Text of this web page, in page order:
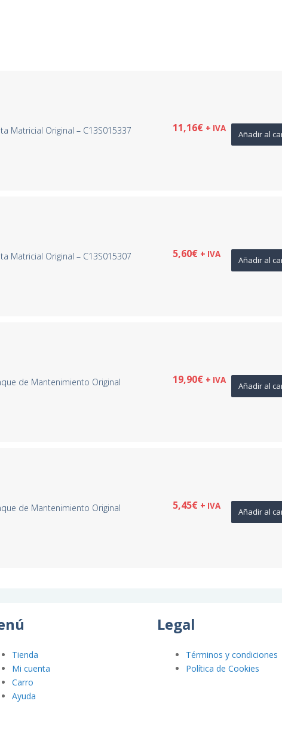
Matricial Original – C13S015337 11,16€ + IVA
Añadir al
Matricial Original – C13S015307 5,60€ + IVA
Añadir al
de Mantenimiento Original 19,90€ + IVA
Añadir al
de Mantenimiento Original 5,45€ + IVA
Añadir al
Tienda
Mi cuenta
Carro
Ayuda
Legal
Términos y condiciones
Política de Cookies